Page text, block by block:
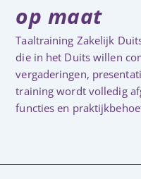
op maat
Taaltraining Zakelijk
die in het Duits willen
vergaderingen,
training wordt volledig
functies en